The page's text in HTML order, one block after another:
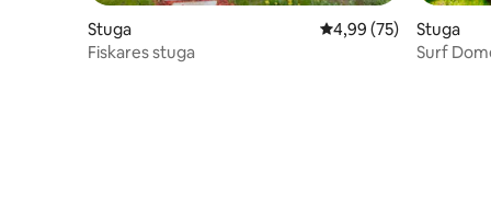
Stuga 4,99 av 5 i
4,99 (75)
Fiskares stuga
Stuga
Surf